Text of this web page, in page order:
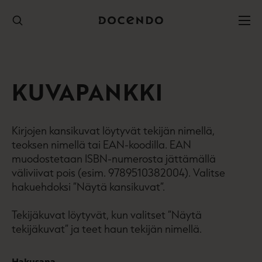
sisältöön
KUVAPANKKI
Kirjojen kansikuvat löytyvät tekijän nimellä,
teoksen nimellä tai EAN-koodilla. EAN
muodostetaan ISBN-numerosta jättämällä
väliviivat pois (esim. 9789510382004). Valitse
hakuehdoksi ”Näytä kansikuvat”.
Tekijäkuvat löytyvät, kun valitset ”Näytä
tekijäkuvat” ja teet haun tekijän nimellä.